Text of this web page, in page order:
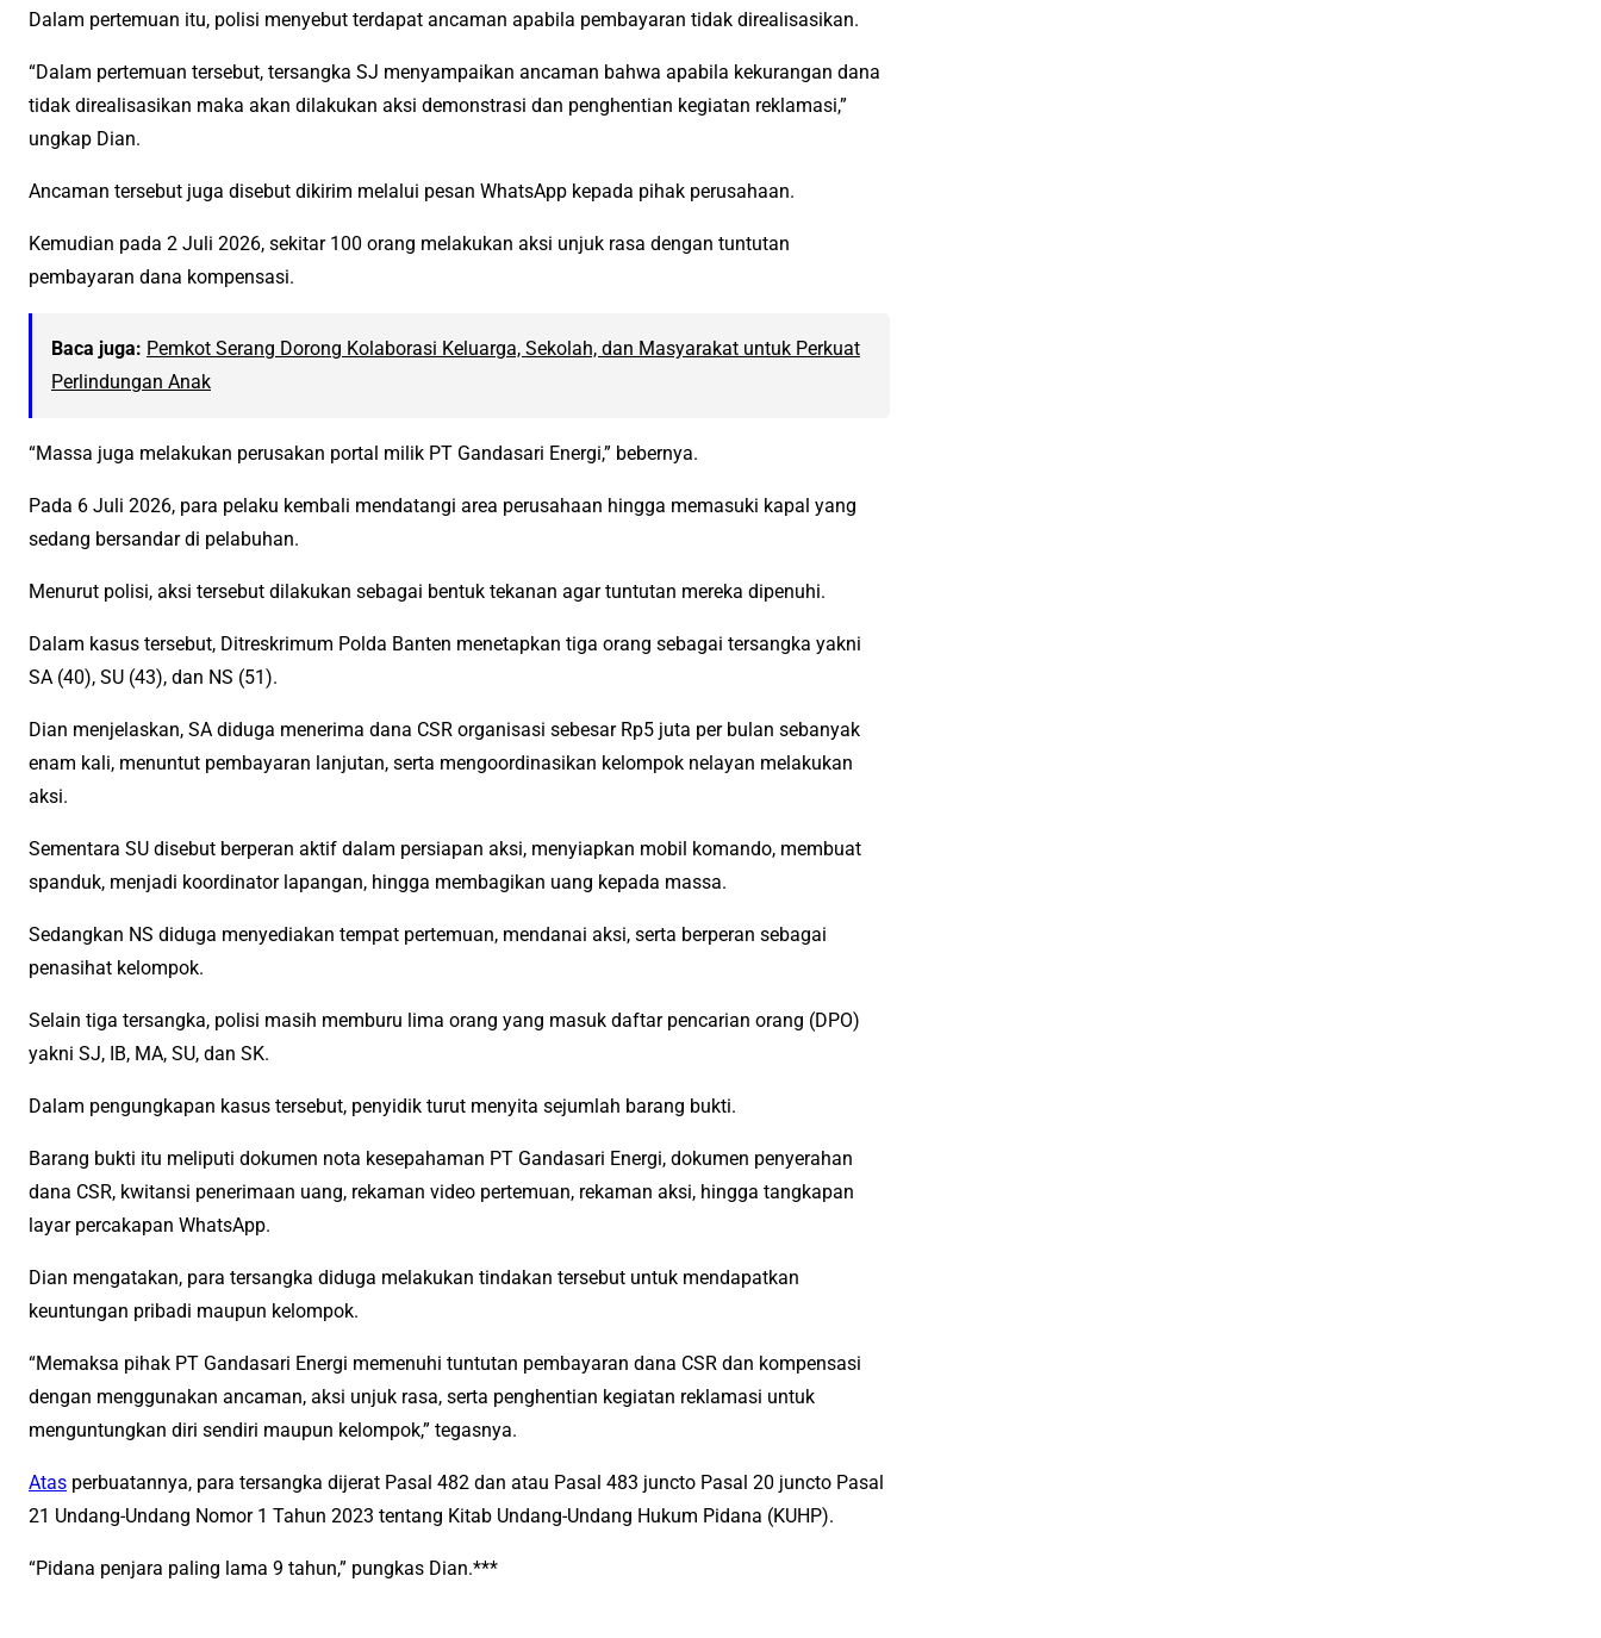
Dalam pertemuan itu, polisi menyebut terdapat ancaman apabila pembayaran tidak direalisasikan.
“Dalam pertemuan tersebut, tersangka SJ menyampaikan ancaman bahwa apabila kekurangan dana
tidak direalisasikan maka akan dilakukan aksi demonstrasi dan penghentian kegiatan reklamasi,”
ungkap Dian.
Ancaman tersebut juga disebut dikirim melalui pesan WhatsApp kepada pihak perusahaan.
Kemudian pada 2 Juli 2026, sekitar 100 orang melakukan aksi unjuk rasa dengan tuntutan
pembayaran dana kompensasi.
Baca juga: Pemkot Serang Dorong Kolaborasi Keluarga, Sekolah, dan Masyarakat untuk Perkuat
Perlindungan Anak
“Massa juga melakukan perusakan portal milik PT Gandasari Energi,” bebernya.
Pada 6 Juli 2026, para pelaku kembali mendatangi area perusahaan hingga memasuki kapal yang
sedang bersandar di pelabuhan.
Menurut polisi, aksi tersebut dilakukan sebagai bentuk tekanan agar tuntutan mereka dipenuhi.
Dalam kasus tersebut, Ditreskrimum Polda Banten menetapkan tiga orang sebagai tersangka yakni
SA (40), SU (43), dan NS (51).
Dian menjelaskan, SA diduga menerima dana CSR organisasi sebesar Rp5 juta per bulan sebanyak
enam kali, menuntut pembayaran lanjutan, serta mengoordinasikan kelompok nelayan melakukan
aksi.
Sementara SU disebut berperan aktif dalam persiapan aksi, menyiapkan mobil komando, membuat
spanduk, menjadi koordinator lapangan, hingga membagikan uang kepada massa.
Sedangkan NS diduga menyediakan tempat pertemuan, mendanai aksi, serta berperan sebagai
penasihat kelompok.
Selain tiga tersangka, polisi masih memburu lima orang yang masuk daftar pencarian orang (DPO)
yakni SJ, IB, MA, SU, dan SK.
Dalam pengungkapan kasus tersebut, penyidik turut menyita sejumlah barang bukti.
Barang bukti itu meliputi dokumen nota kesepahaman PT Gandasari Energi, dokumen penyerahan
dana CSR, kwitansi penerimaan uang, rekaman video pertemuan, rekaman aksi, hingga tangkapan
layar percakapan WhatsApp.
Dian mengatakan, para tersangka diduga melakukan tindakan tersebut untuk mendapatkan
keuntungan pribadi maupun kelompok.
“Memaksa pihak PT Gandasari Energi memenuhi tuntutan pembayaran dana CSR dan kompensasi
dengan menggunakan ancaman, aksi unjuk rasa, serta penghentian kegiatan reklamasi untuk
menguntungkan diri sendiri maupun kelompok,” tegasnya.
Atas perbuatannya, para tersangka dijerat Pasal 482 dan atau Pasal 483 juncto Pasal 20 juncto Pasal
21 Undang-Undang Nomor 1 Tahun 2023 tentang Kitab Undang-Undang Hukum Pidana (KUHP).
“Pidana penjara paling lama 9 tahun,” pungkas Dian.***